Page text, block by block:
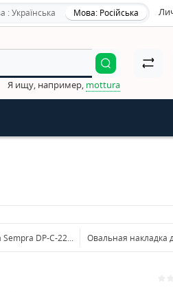
: Українська Мова: Російська
Я ищу, например, mottura
Sempra DP-C-22 (под цилиндр)Овальная накладка